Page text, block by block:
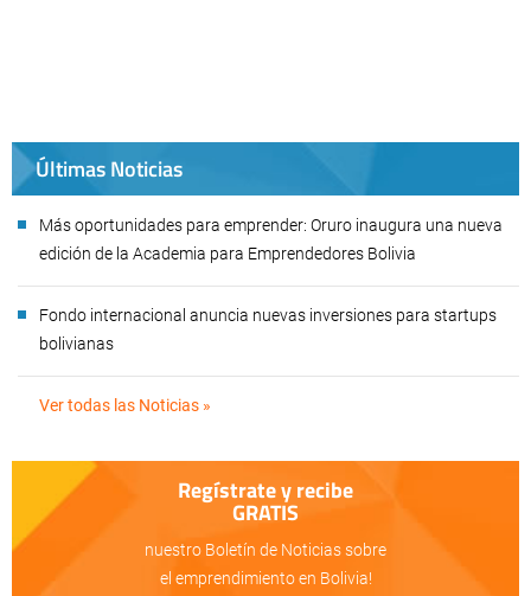
Últimas Noticias
Más oportunidades para emprender: Oruro inaugura una nueva
edición de la Academia para Emprendedores Bolivia
Fondo internacional anuncia nuevas inversiones para startups
bolivianas
Ver todas las Noticias »
Regístrate y recibe
GRATIS
nuestro Boletín de Noticias sobre
el emprendimiento en Bolivia!